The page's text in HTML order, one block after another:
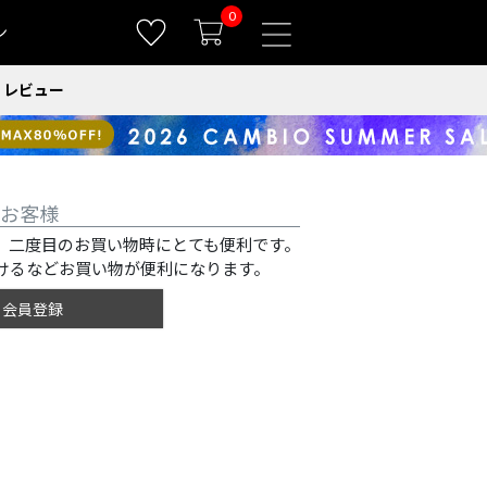
0
レビュー
客様
度目のお買い物時にとても便利です。
などお買い物が便利になります。
会員登録